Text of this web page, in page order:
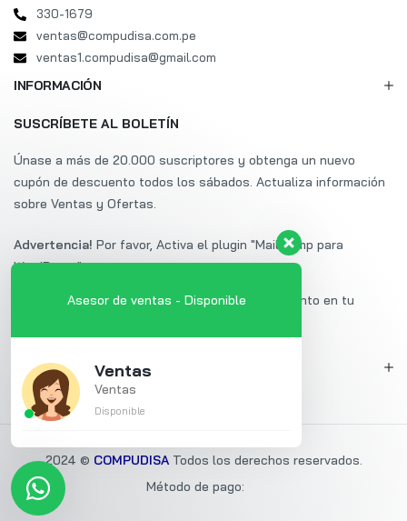
330-1679
ventas@compudisa.com.pe
ventas1.compudisa@gmail.com
INFORMACIÓN
MI CUENTA
SUSCRÍBETE AL BOLETÍN
Únase a más de 20.000 suscriptores y obtenga un nuevo
cupón de descuento todos los sábados. Actualiza información
sobre Ventas y Ofertas.
Advertencia! Por favor, Activa el plugin "Mailchimp para
WordPress".
Suscríbete a Uminex y obtén un 20% de descuento en tu
2024 © COMPUDISATodos los derechos reservados.
Método de pago:
Asesor de ventas - Disponible
Ventas
Ventas
Disponible